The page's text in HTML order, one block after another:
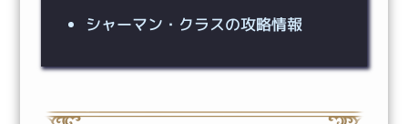
シャーマン・クラスの攻略情報